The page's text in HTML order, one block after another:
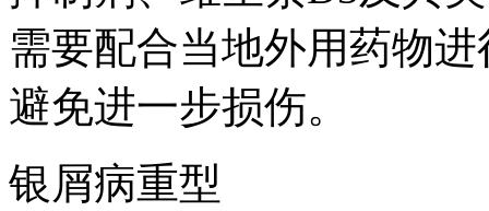
需要配合当地外用药物
避免进一步损伤。
银屑病重型